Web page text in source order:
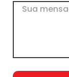
Mensagem